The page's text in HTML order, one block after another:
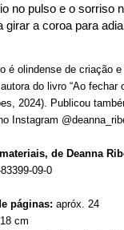
no pulso e o sorriso
girar a coroa para
é olindense de criação
do livro “Ao fechar
2024). Publicou
Instagram
de Deanna
09-0
páginas: apróx. 24
cm